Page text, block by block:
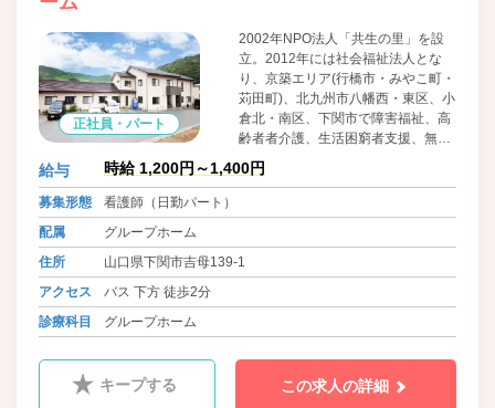
正社員・パート
2002年NPO法人「共生の里」を設
立。2012年には社会福祉法人とな
り、京築エリア(行橋市・みやこ町・
苅田町)、北九州市八幡西・東区、小
倉北・南区、下関市で障害福祉、高
齢者者介護、生活困窮者支援、無料
低額/日常生活住居支援施設、訪問看
護等のサービスを広げる。発足当初
きたことは「少し大変な事、他法人
ら求められている福祉や公益サービ
スを、求められている地域で展開す
給与 時給 1,200円～1,400円
募集形態
看護師（日勤パート）
配属
グループホーム
住所
山口県下関市吉母139-1
アクセス
バス 下方 徒歩2分
診療科目
グループホーム
キープする この求人の詳細